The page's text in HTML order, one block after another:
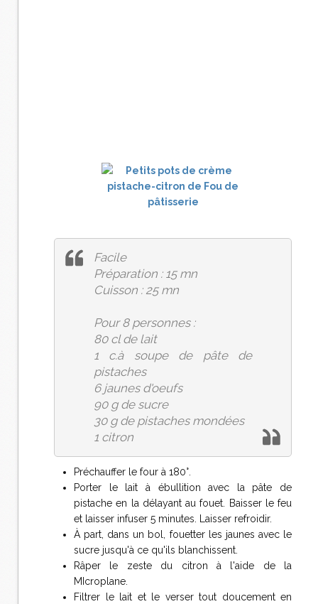
Facile
Préparation : 15 mn
Cuisson : 25 mn
Pour 8 personnes :
80 cl de lait
1 c.à soupe de pâte de
pistaches
6 jaunes d'oeufs
90 g de sucre
30 g de pistaches mondées
1 citron
Préchauffer le four à 180°.
Porter le lait à ébullition avec la pâte de
pistache en la délayant au fouet. Baisser le feu
et laisser infuser 5 minutes. Laisser refroidir.
À part, dans un bol, fouetter les jaunes avec le
sucre jusqu'à ce qu'ils blanchissent.
Râper le zeste du citron à l'aide de la
MIcroplane.
Filtrer le lait et le verser tout doucement en